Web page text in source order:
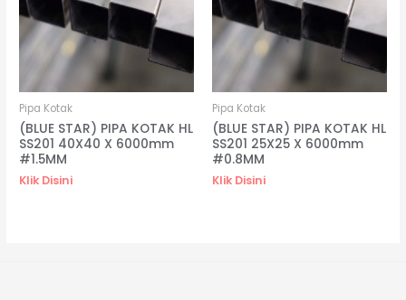
Pipa Kotak
(BLUE STAR) PIPA KOTAK HL
SS201 40X40 X 6000mm
#1.5MM
Klik Disini
Pipa Kotak
(BLUE STAR) PIPA KOTAK HL
SS201 25X25 X 6000mm
#0.8MM
Klik Disini